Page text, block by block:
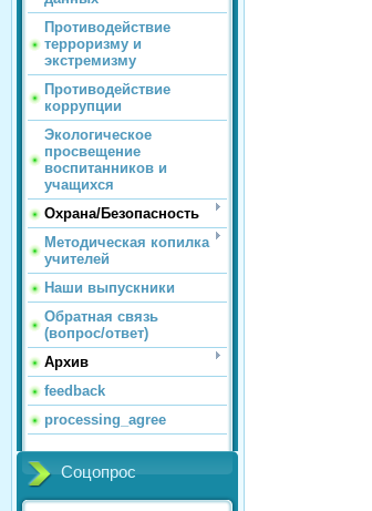
Противодействие
терроризму и
экстремизму
Противодействие
коррупции
Экологическое
просвещение
воспитанников и
учащихся
Охрана/Безопасность
Методическая копилка
учителей
Наши выпускники
Обратная связь
(вопрос/ответ)
Архив
feedback
processing_agree
Соцопрос